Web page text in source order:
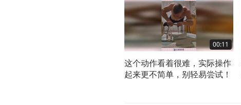
00:11
这个动作看着很难，实际操作
起来更不简单，别轻易尝试！